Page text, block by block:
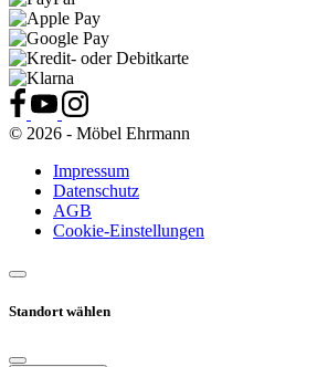
© 2026 - Möbel Ehrmann
Impressum
Datenschutz
AGB
Cookie-Einstellungen
Standort wählen